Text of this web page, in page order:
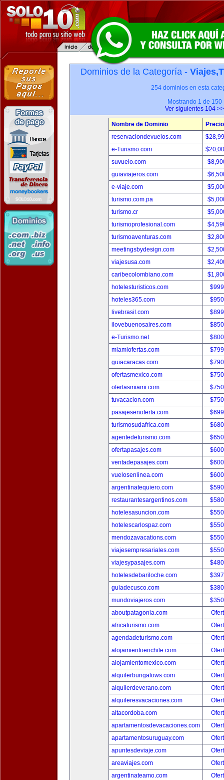
Dominios de la Categoría -
254 dominios en esta
Mostrando 1 de 150
Ver siguientes 104 >>
Nombre de Dominio
Precio
reservaciondevuelos.com
e-Turismo.com
suvuelo.com
guiaviajeros.com
e-viaje.com
turismo.com.pa
turismo.cr
turismoprofesional.com
turismoaventuras.com
meetingsbydesign.com
viajesusa.com
caribecolombiano.com
hotelesturisticos.com
hoteles365.com
livebrasil.com
ilovebuenosaires.com
e-Turismo.net
miamiofertas.com
guiacaracas.com
ofertasmexico.com
ofertasmiami.com
tuvacacion.com
pasajesenoferta.com
turismosudafrica.com
agentedeturismo.com
ofertapasajes.com
ventadepasajes.com
vuelosenlinea.com
argentinatequiero.com
restaurantesargentinos.com
hotelesasuncion.com
hotelescarlospaz.com
mendozavacations.com
viajesempresariales.com
viajesypasajes.com
hotelesdebariloche.com
guiadecusco.com
mundoviajeros.com
aboutpatagonia.com
africaturismo.com
agendadeturismo.com
alojamientoenchile.com
alojamientomexico.com
alquilerbungalows.com
alquilerdeverano.com
alquileresvacaciones.com
altacordoba.com
apartamentosdevacaciones.com
apartamentosuruguay.com
apuntesdeviaje.com
areaviajes.com
argentinateamo.com